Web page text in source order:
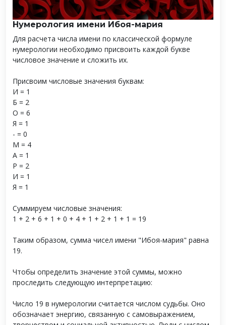
Нумерология имени Ибоя-мария
Для расчета числа имени по классической формуле
нумерологии необходимо присвоить каждой букве
числовое значение и сложить их.
Присвоим числовые значения буквам:
И = 1
Б = 2
О = 6
Я = 1
- = 0
М = 4
А = 1
Р = 2
И = 1
Я = 1
Суммируем числовые значения:
1 + 2 + 6 + 1 + 0 + 4 + 1 + 2 + 1 + 1 = 19
Таким образом, сумма чисел имени "Ибоя-мария" равна
19.
Чтобы определить значение этой суммы, можно
проследить следующую интерпретацию:
Число 19 в нумерологии считается числом судьбы. Оно
обозначает энергию, связанную с самовыражением,